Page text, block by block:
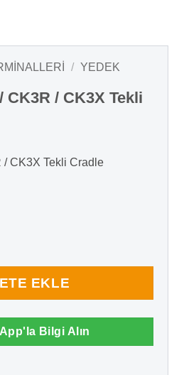
/ YEDEK
CK3R / CK3X Tekli
/ CK3X Tekli Cradle
/ CK3X Tekli Cradle adet
EKLE
Bilgi Alın